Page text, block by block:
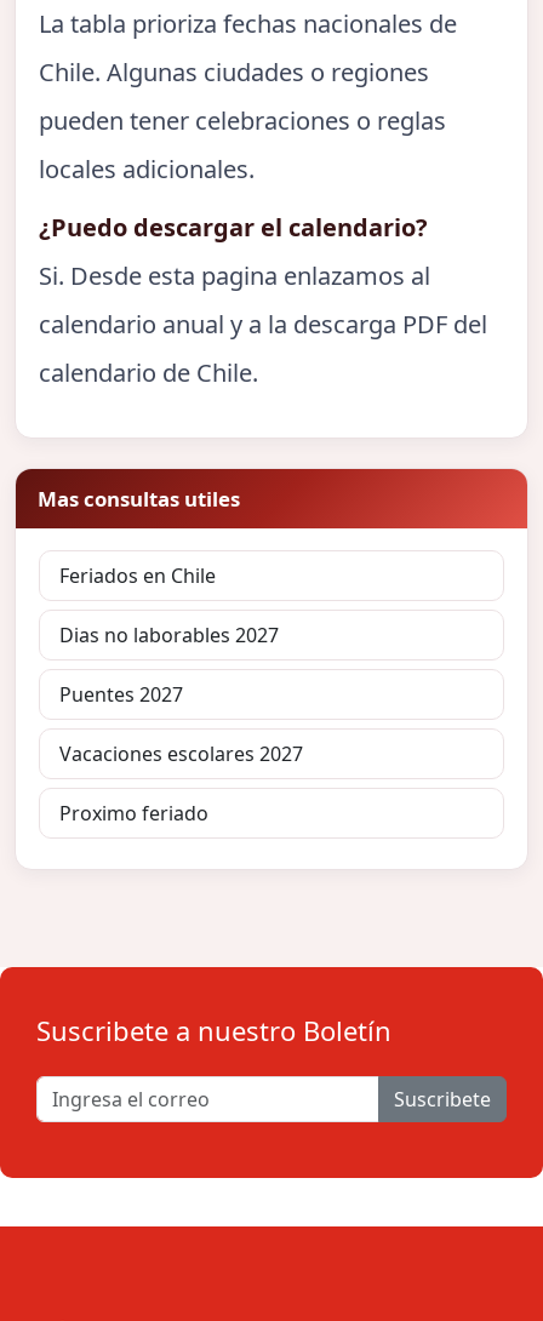
La tabla prioriza fechas nacionales de
Chile. Algunas ciudades o regiones
pueden tener celebraciones o reglas
locales adicionales.
¿Puedo descargar el calendario?
Si. Desde esta pagina enlazamos al
calendario anual y a la descarga PDF del
calendario de Chile.
Mas consultas utiles
Feriados en Chile
Dias no laborables 2027
Puentes 2027
Vacaciones escolares 2027
Proximo feriado
Suscribete a nuestro Boletín
Suscribete